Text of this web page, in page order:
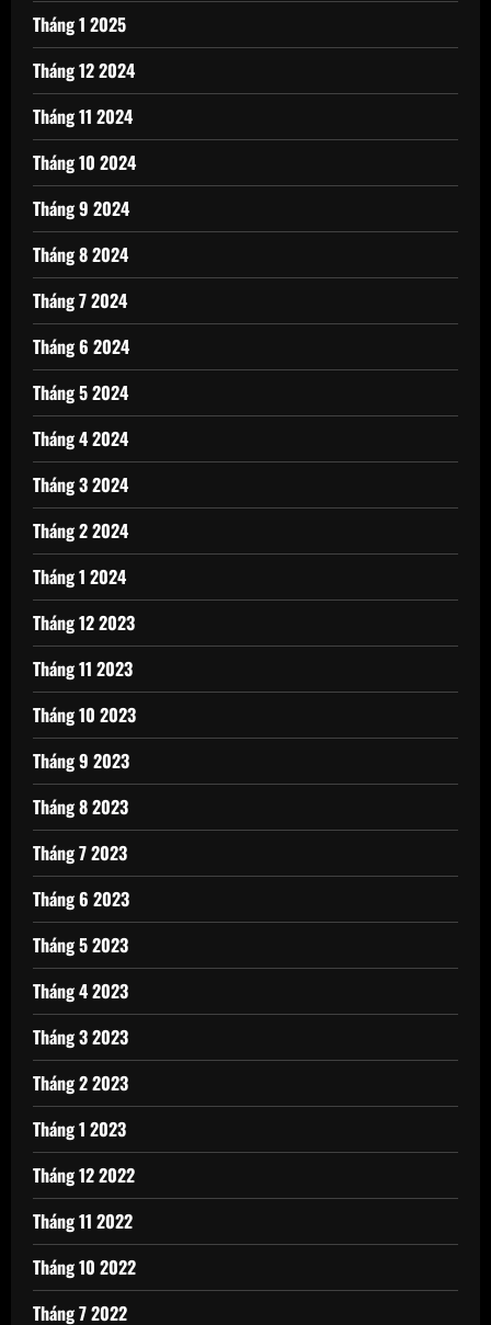
Tháng 1 2025
Tháng 12 2024
Tháng 11 2024
Tháng 10 2024
Tháng 9 2024
Tháng 8 2024
Tháng 7 2024
Tháng 6 2024
Tháng 5 2024
Tháng 4 2024
Tháng 3 2024
Tháng 2 2024
Tháng 1 2024
Tháng 12 2023
Tháng 11 2023
Tháng 10 2023
Tháng 9 2023
Tháng 8 2023
Tháng 7 2023
Tháng 6 2023
Tháng 5 2023
Tháng 4 2023
Tháng 3 2023
Tháng 2 2023
Tháng 1 2023
Tháng 12 2022
Tháng 11 2022
Tháng 10 2022
Tháng 7 2022